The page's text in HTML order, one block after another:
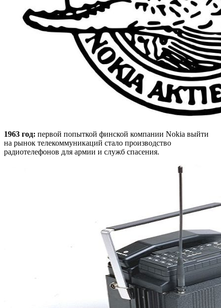
1963 год: первой попыткой финской компании Nokia выйти
на рынок телекоммуникаций стало производство
радиотелефонов для армии и служб спасения.